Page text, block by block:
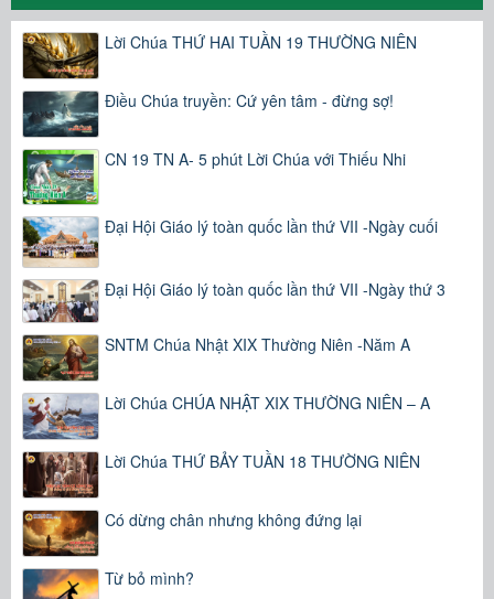
Lời Chúa THỨ HAI TUẦN 19 THƯỜNG NIÊN
Điều Chúa truyền: Cứ yên tâm - đừng sợ!
CN 19 TN A- 5 phút Lời Chúa với Thiếu Nhi
Đại Hội Giáo lý toàn quốc lần thứ VII -Ngày cuối
Đại Hội Giáo lý toàn quốc lần thứ VII -Ngày thứ 3
SNTM Chúa Nhật XIX Thường Niên -Năm A
Lời Chúa CHÚA NHẬT XIX THƯỜNG NIÊN – A
Lời Chúa THỨ BẢY TUẦN 18 THƯỜNG NIÊN
Có dừng chân nhưng không đứng lại
Từ bỏ mình?